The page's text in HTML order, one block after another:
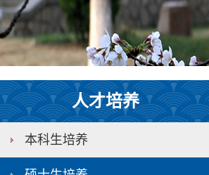
人才培养
本科生培养